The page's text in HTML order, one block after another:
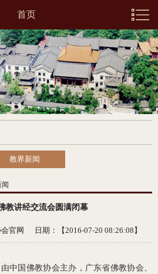
首页
教界新闻
教讲经交流会圆满闭幕
官网 日期：【2016-07-20 08:26:08】
中国佛教协会主办，广东省佛教协会、